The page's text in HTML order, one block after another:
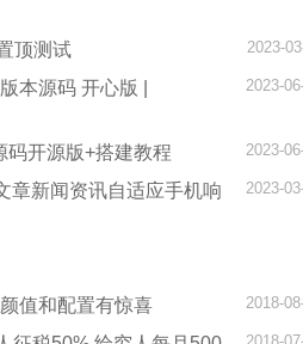
顶测试
2023-
本源码 开心版 |
2023-
码开源版+搭建教程 2023-
章新闻资讯自适应手机响
2023-
值和配置有惊喜
2018-